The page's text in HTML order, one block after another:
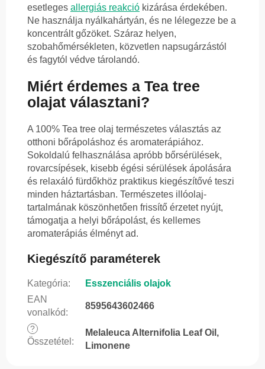
esetleges allergiás reakció kizárása érdekében.
Ne használja nyálkahártyán, és ne lélegezze be a
koncentrált gőzöket. Száraz helyen,
szobahőmérsékleten, közvetlen napsugárzástól
és fagytól védve tárolandó.
Miért érdemes a Tea tree
olajat választani?
A 100% Tea tree olaj természetes választás az
otthoni bőrápoláshoz és aromaterápiához.
Sokoldalú felhasználása apróbb bőrsérülések,
rovarcsípések, kisebb égési sérülések ápolására
és relaxáló fürdőkhöz praktikus kiegészítővé teszi
minden háztartásban. Természetes illóolaj-
tartalmának köszönhetően frissítő érzetet nyújt,
támogatja a helyi bőrápolást, és kellemes
aromaterápiás élményt ad.
Kiegészítő paraméterek
Kategória:
Esszenciális olajok
EAN
vonalkód:
8595643602466
?
Összetétel :
Melaleuca Alternifolia Leaf Oil,
Limonene